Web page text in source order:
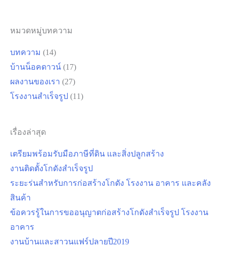
หมวดหมู่บทความ
บทความ (14)
บ้านน็อคดาวน์ (17)
ผลงานของเรา (27)
โรงงานสำเร็จรูป (11)
เรื่องล่าสุด
เตรียมพร้อมรับมือภาษีที่ดิน และสิ่งปลูกสร้าง
งานติดตั้งโกดังสำเร็จรูป
ระยะร่นสำหรับการก่อสร้างโกดัง โรงงาน อาคาร และคลัง
สินค้า
ข้อควรรู้ในการขออนุญาตก่อสร้างโกดังสำเร็จรูป โรงงาน
อาคาร
งานบ้านและสาวนแฟร์ปลายปี2019